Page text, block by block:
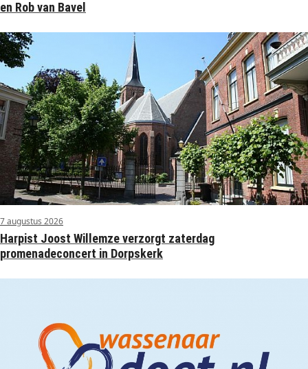
en Rob van Bavel
7 augustus 2026
Harpist Joost Willemze verzorgt zaterdag
promenadeconcert in Dorpskerk